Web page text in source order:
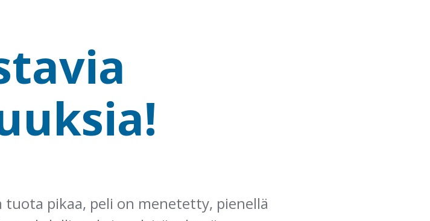
tuota pikaa, peli on menetetty, pienellä